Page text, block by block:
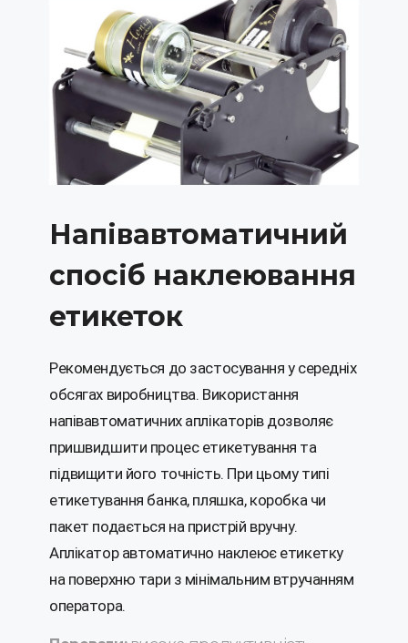
Напівавтоматичний
спосіб наклеювання
етикеток
Рекомендується до застосування у середніх
обсягах виробництва. Використання
напівавтоматичних аплікаторів дозволяє
пришвидшити процес етикетування та
підвищити його точність. При цьому типі
етикетування банка, пляшка, коробка чи
пакет подається на пристрій вручну.
Аплікатор автоматично наклеює етикетку
на поверхню тари з мінімальним втручанням
оператора.